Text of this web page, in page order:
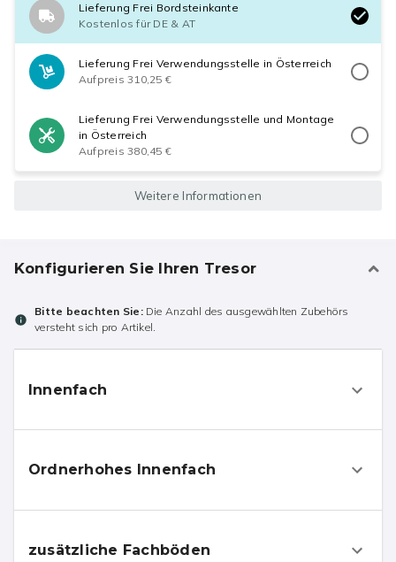
Lieferung Frei Bordsteinkante
Kostenlos für DE & AT
Lieferung Frei Verwendungsstelle in Österreich
Aufpreis 310,25 €
Lieferung Frei Verwendungsstelle und Montage
in Österreich
Aufpreis 380,45 €
Weitere Informationen
Konfigurieren Sie Ihren Tresor
Bitte beachten Sie:Die Anzahl des ausgewählten Zubehörs
versteht sich pro Artikel.
Innenfach
Ordnerhohes Innenfach
zusätzliche Fachböden